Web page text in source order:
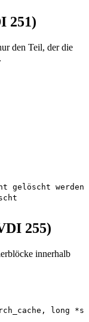
251)
den Teil, der die
gelöscht werden
255)
innerhalb